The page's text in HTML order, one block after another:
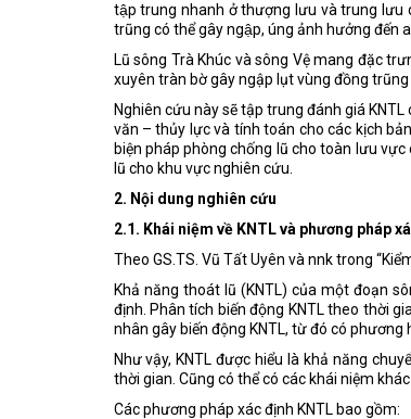
tập trung nhanh ở thượng lưu và trung lưu
trũng có thể gây ngập, úng ảnh hưởng đến
Lũ sông Trà Khúc và sông Vệ mang đặc
xuyên tràn bờ gây ngập lụt vùng đồng
Nghiên cứu này sẽ tập trung đánh giá
văn – thủy lực và tính toán cho các kịch
biện pháp phòng chống lũ cho toàn lưu
lũ cho khu vực nghiên cứu.
2. Nội dung nghiên cứu
2.1. Khái niệm về KNTL và phương pháp
Theo GS.TS. Vũ Tất Uyên và nnk trong
Khả năng thoát lũ (KNTL) của một đoạn
định. Phân tích biến động KNTL theo thời
nhân gây biến động KNTL, từ đó có phương
Như vậy, KNTL được hiểu là khả năng
thời gian. Cũng có thể có các khái niệm
Các phương pháp xác định KNTL bao gồm: